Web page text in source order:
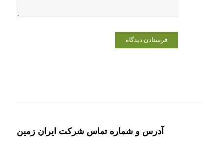
آدرس و شماره تماس شرکت ایران زمین